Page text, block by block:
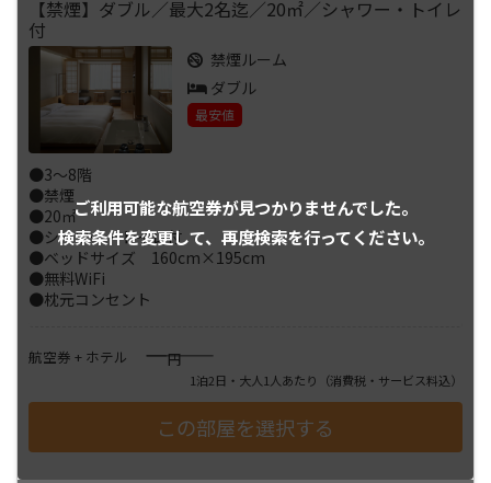
ご利用可能な航空券が見つかりませんでした。
検索条件を変更して、 再度検索を行ってください。
【禁煙】ダブル／最大2名迄／20㎡／シャワー・トイレ
付
禁煙ルーム
ダブル
最安値
●3～8階
●禁煙
●20㎡
●シャワー・トイレ付
●ベッドサイズ 160cm×195cm
●無料WiFi
●枕元コンセント
航空券 + ホテル ――――円
1泊2日・大人1人あたり （消費税・サービス料込）